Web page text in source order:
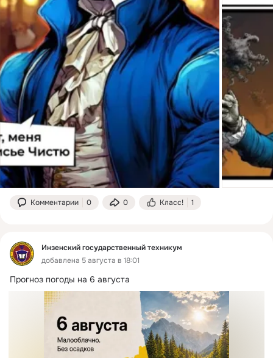
Комментарии 0 0 Класс! 1
Инзенский государственный техникум
добавлена 5 августа в 18:01
Прогноз погоды на 6 августа